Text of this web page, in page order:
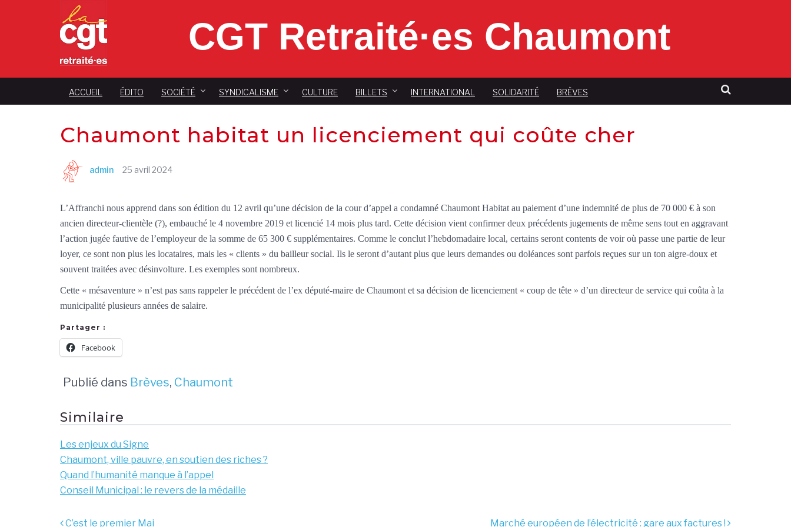
CGT Retraité·es Chaumont
ACCUEIL ÉDITO SOCIÉTÉ SYNDICALISME CULTURE BILLETS INTERNATIONAL SOLIDARITÉ BRÈVES
Chaumont habitat un licenciement qui coûte cher
admin 25 avril 2024
L’Affranchi nous apprend dans son édition du 12 avril qu’une décision de la cour d’appel a condamné Chaumont Habitat au paiement d’une indemnité de plus de 70 000 € à son
ancien directeur-clientèle (?), embauché le 4 novembre 2019 et licencié 14 mois plus tard. Cette décision vient confirmer deux précédents jugements de même sens tout en aggravant
l’action jugée fautive de l’employeur de la somme de 65 300 € supplémentaires. Comme le conclut l’hebdomadaire local, certains seront contents de voir où passe une partie de leur
loyer, ce sont non plus les locataires, mais les « clients » du bailleur social. Ils le seront d’autant plus que leurs demandes ou doléances sont parfois reçues sur un ton aigre-doux et
souvent traitées avec désinvolture. Les exemples sont nombreux.
Cette « mésaventure » n’est pas sans rappeler le précédent de l’ex député-maire de Chaumont et sa décision de licenciement « coup de tête » d’un directeur de service qui coûta à la
municipalité plusieurs années de salaire.
Partager :
Facebook
Publié dans Brèves, Chaumont
Similaire
Les enjeux du Signe
Chaumont, ville pauvre, en soutien des riches ?
Quand l’humanité manque à l’appel
Conseil Municipal : le revers de la médaille
Navigation
C’est le premier Mai Marché européen de l’électricité : gare aux factures !